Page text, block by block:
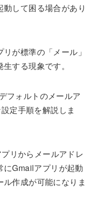
して困る場合があり
が標準の「メール」
する現象です。
フォルトのメールア
定手順を解説しま
リからメールアドレ
にGmailアプリが起動
作成が可能になりま